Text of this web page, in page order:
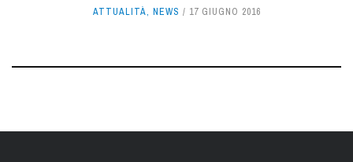
ATTUALITÀ, NEWS 17 GIUGNO 2016